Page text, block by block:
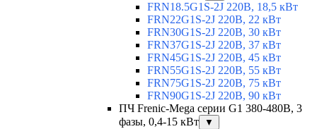
FRN18.5G1S-2J 220В, 18,5 кВт
FRN22G1S-2J 220В, 22 кВт
FRN30G1S-2J 220В, 30 кВт
FRN37G1S-2J 220В, 37 кВт
FRN45G1S-2J 220В, 45 кВт
FRN55G1S-2J 220В, 55 кВт
FRN75G1S-2J 220В, 75 кВт
FRN90G1S-2J 220В, 90 кВт
ПЧ Frenic-Mega серии G1 380-480В, 3
фазы, 0,4-15 кВт
▼